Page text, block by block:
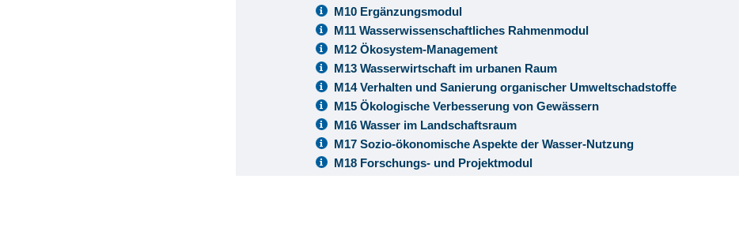
M10 Ergänzungsmodul
M11 Wasserwissenschaftliches Rahmenmodul
M12 Ökosystem-Management
M13 Wasserwirtschaft im urbanen Raum
M14 Verhalten und Sanierung organischer Umweltschadstoffe
M15 Ökologische Verbesserung von Gewässern
M16 Wasser im Landschaftsraum
M17 Sozio-ökonomische Aspekte der Wasser-Nutzung
M18 Forschungs- und Projektmodul